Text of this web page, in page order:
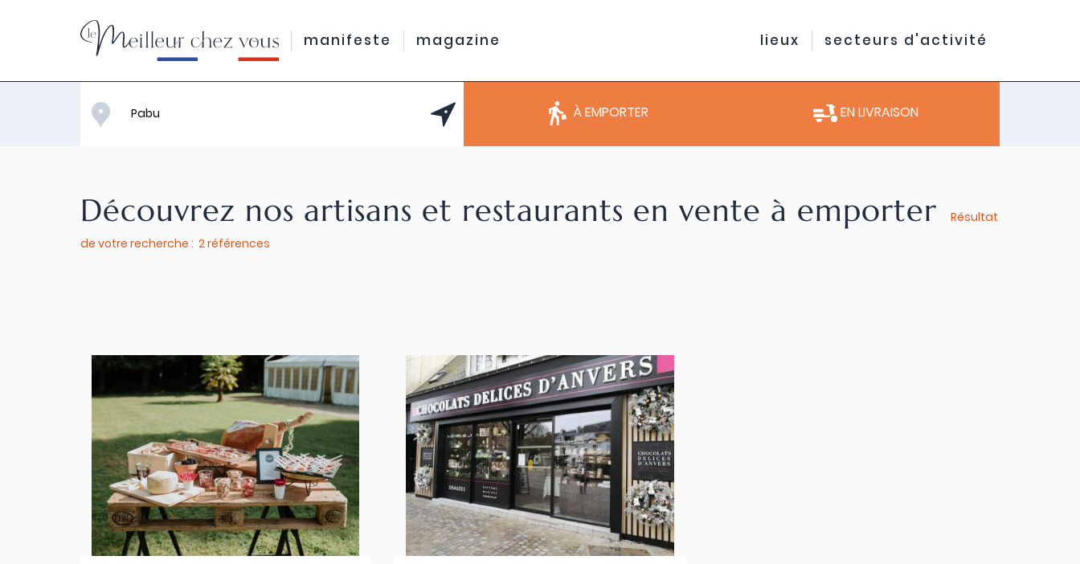
manifeste magazine lieux secteurs d'activité
À EMPORTER EN LIVRAISON
Découvrez nos artisans et restaurants en vente à emporter
Résultat
de votre recherche : 2 références